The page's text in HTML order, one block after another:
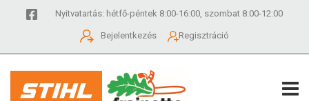
Nyitvatartás: hétfő-péntek 8:00-16:00, szombat 8:00-12:00
Bejelentkezés Regisztráció